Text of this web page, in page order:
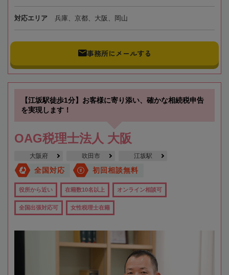
対応エリア 兵庫、京都、大阪、岡山
事務所にメールする
【江坂駅徒歩1分】お客様に寄り添い、確かな相続税申告
を実現します！
OAG税理士法人 大阪
大阪府 吹田市 江坂駅
全国対応 初回相談無料
役所から近い 在籍数10名以上 オンライン相談可
全国出張対応可 女性税理士在籍